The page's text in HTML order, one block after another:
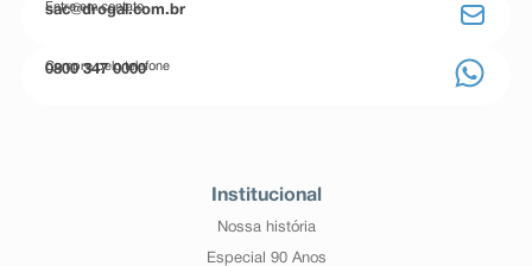
Entre em contato
sac@drogal.com.br
Compre pelo telefone
0800 347 0000
Institucional
Nossa história
Especial 90 Anos